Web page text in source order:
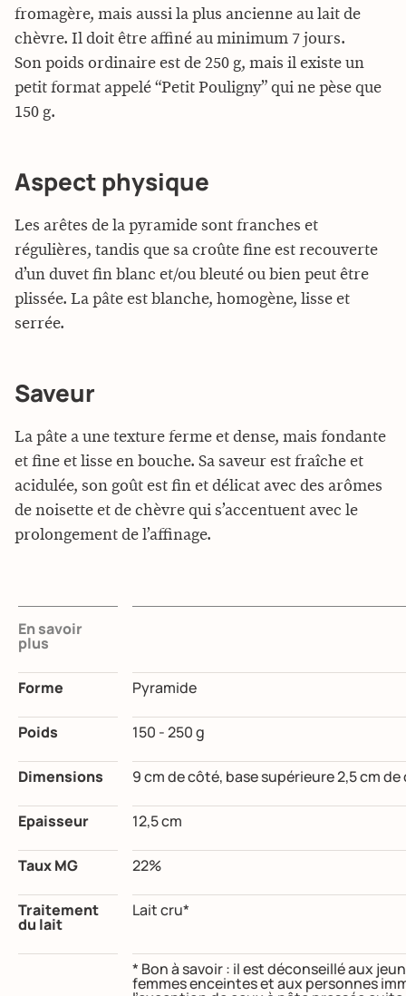
fromagère, mais aussi la plus ancienne au lait de
chèvre. Il doit être affiné au minimum 7 jours.
Son poids ordinaire est de 250 g, mais il existe un
petit format appelé “Petit Pouligny” qui ne pèse que
150 g.
Aspect physique
Les arêtes de la pyramide sont franches et
régulières, tandis que sa croûte fine est recouverte
d’un duvet fin blanc et/ou bleuté ou bien peut être
plissée. La pâte est blanche, homogène, lisse et
serrée.
Saveur
La pâte a une texture ferme et dense, mais fondante
et fine et lisse en bouche. Sa saveur est fraîche et
acidulée, son goût est fin et délicat avec des arômes
de noisette et de chèvre qui s’accentuent avec le
prolongement de l’affinage.
En savoir
plus
Forme Pyramide
Poids 150 - 250 g
Dimensions 9 cm de côté, base supérieure 2,5 cm
Epaisseur 12,5 cm
Taux MG 22%
Traitement
du lait
Lait cru*
* Bon à savoir : il est déconseillé aux
femmes enceintes et aux personnes